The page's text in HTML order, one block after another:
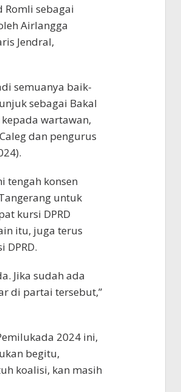
Romli sebagai
Airlangga
Jendral,
semuanya baik-
sebagai Bakal
kepada wartawan,
dan pengurus
tengah konsen
untuk
kursi DPRD
itu, juga terus
Jika sudah ada
di partai tersebut,”
2024 ini,
begitu,
koalisi, kan masih